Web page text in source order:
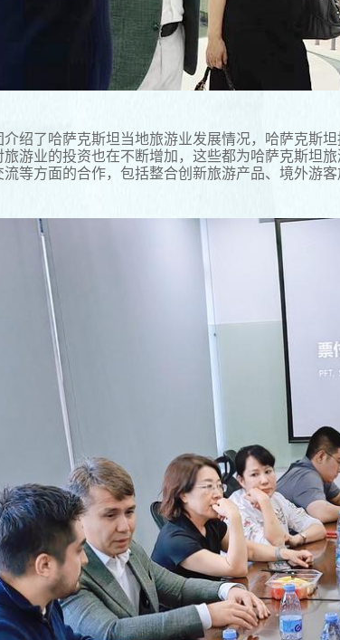
绍了哈萨克斯坦当地旅游业发展情况，哈萨克斯
游业的投资也在不断增加，这些都为哈萨克斯坦
等方面的合作，包括整合创新旅游产品、境外游